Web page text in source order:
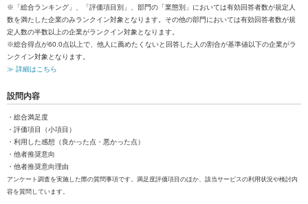
※「総合ランキング」、「評価項目別」、部門の「業態別」においては有効回答者数が規定人
数を満たした企業のみランクイン対象となります。その他の部門においては有効回答者数が規
定人数の半数以上の企業がランクイン対象となります。
※総合得点が60.0点以上で、他人に薦めたくないと回答した人の割合が基準値以下の企業がラ
ンクイン対象となります。
≫ 詳細はこちら
設問内容
・総合満足度
・評価項目（小項目）
・利用した感想（良かった点・悪かった点）
・他者推奨意向
・他者推奨意向理由
アンケート調査を実施した際の質問事項です。満足度評価項目のほか、該当サービスの利用状況や検討内
容を質問しています。